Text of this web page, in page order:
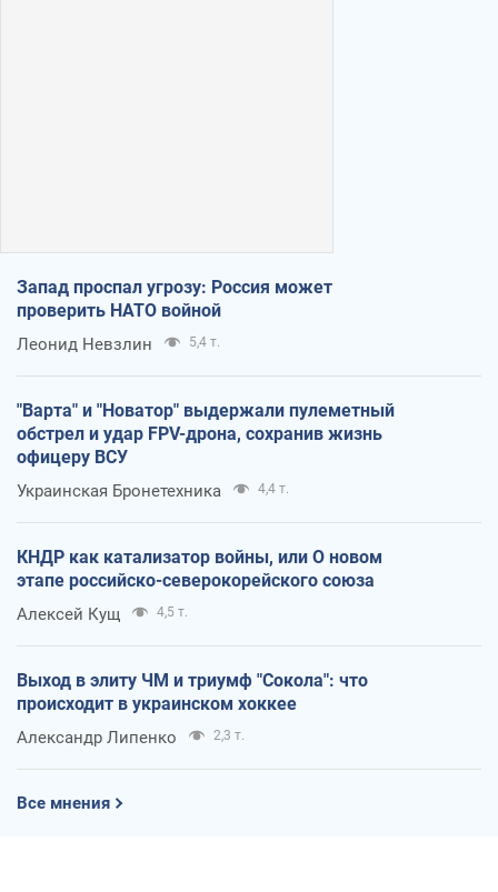
Запад проспал угрозу: Россия может
проверить НАТО войной
Леонид Невзлин 5,4 т.
"Варта" и "Новатор" выдержали пулеметный
обстрел и удар FPV-дрона, сохранив жизнь
офицеру ВСУ
Украинская Бронетехника 4,4 т.
КНДР как катализатор войны, или О новом
этапе российско-северокорейского союза
Алексей Кущ 4,5 т.
Выход в элиту ЧМ и триумф "Сокола": что
происходит в украинском хоккее
Александр Липенко 2,3 т.
Все мнения